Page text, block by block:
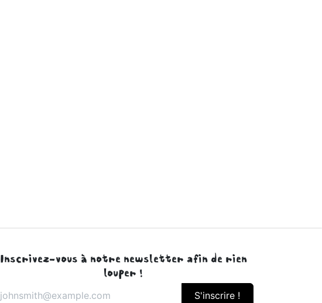
Inscrivez-vous à notre newsletter afin de rien
louper !
S'inscrire !